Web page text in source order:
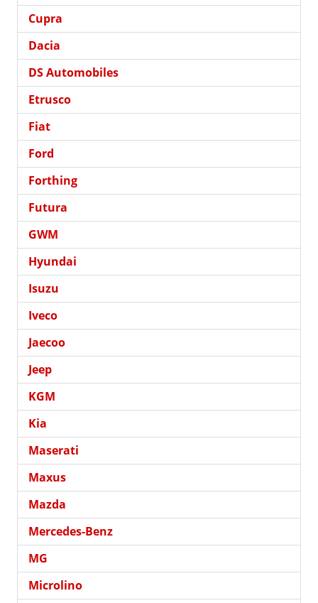
Cupra
Dacia
DS Automobiles
Etrusco
Fiat
Ford
Forthing
Futura
GWM
Hyundai
Isuzu
Iveco
Jaecoo
Jeep
KGM
Kia
Maserati
Maxus
Mazda
Mercedes-Benz
MG
Microlino